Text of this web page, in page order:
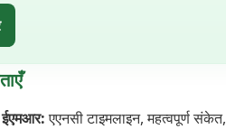
ईएमआर:एएनसी टाइमलाइन, महत्वपूर्ण संकेत,